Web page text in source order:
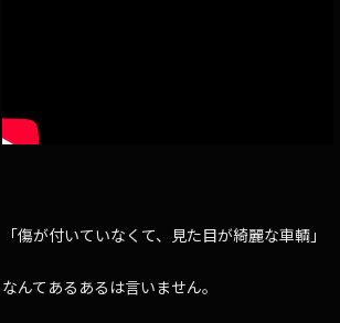
「傷が付いていなくて、見た目が綺麗な車輌」
なんてあるあるは言いません。